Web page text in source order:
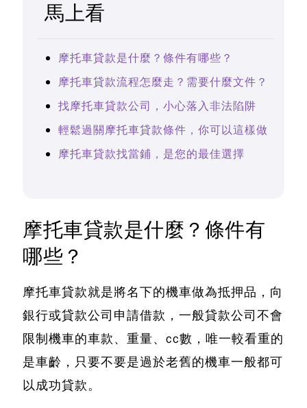
馬上看
摩托車貸款是什麼？條件有哪些？
摩托車貸款流程怎麼走？需要什麼文件？
找摩托車貸款公司，小心落入非法陷阱
輕鬆過關摩托車貸款條件，你可以這樣做
摩托車貸款找當鋪，是您的最佳選擇
摩托車貸款是什麼？條件有
哪些？
摩托車貸款就是將名下的機車做為抵押品，向
銀行或貸款公司申請借款 ，一般貸款公司不會
限制機車的車款、重量、cc數，唯一較看重的
是車齡，只要不要是過於老舊的機車一般都可
以成功貸款。